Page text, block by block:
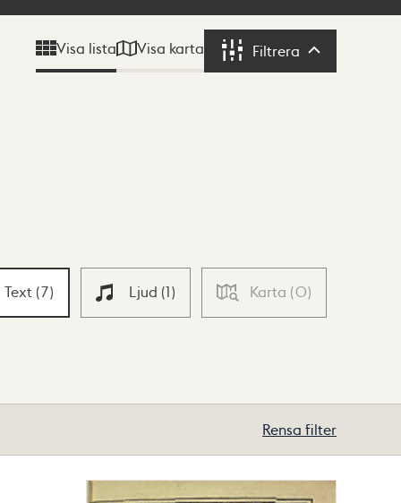
Visa lista Visa karta Filtrera Filtrera
Text (7) Ljud (1) Karta (0)
Rensa filter